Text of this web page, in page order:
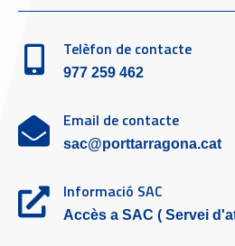
Telèfon de contacte
977 259 462
Email de contacte
sac@porttarragona.cat
Informació SAC
Accès a SAC ( Servei